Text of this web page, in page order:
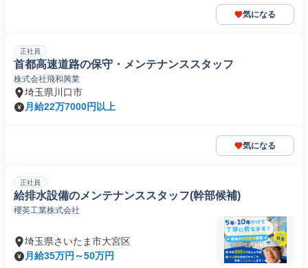
気になる
正社員
首都高速道路の保守・メンテナンススタッフ
株式会社飛和興業
埼玉県川口市
月給22万7000円以上
気になる
正社員
給排水設備のメンテナンススタッフ(幹部候補)
櫻英工業株式会社
埼玉県さいたま市大宮区
月給35万円～50万円